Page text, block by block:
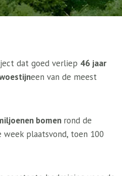
dat goed verliep 46 jaar
een van de meest
bomen rond de
plaatsvond, toen 100